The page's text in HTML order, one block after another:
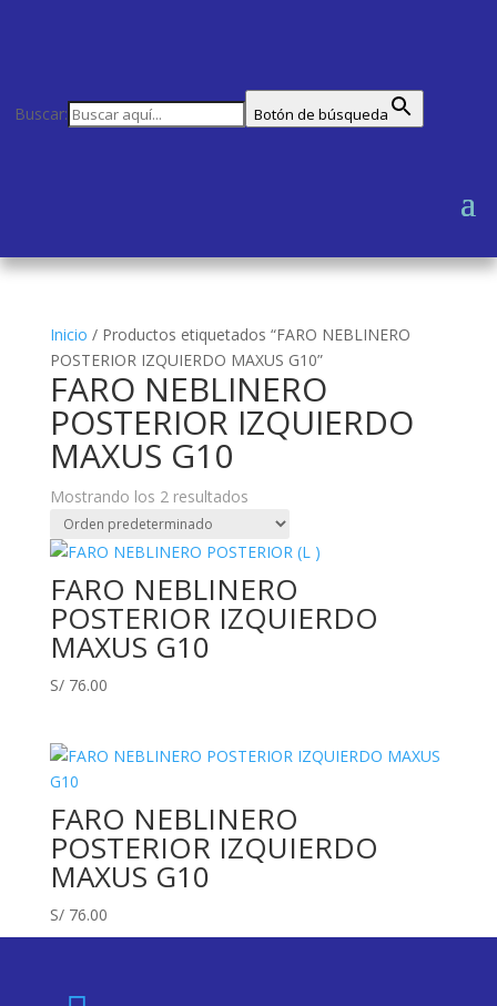
Buscar: Botón de búsqueda
Inicio / Productos etiquetados “FARO NEBLINERO
POSTERIOR IZQUIERDO MAXUS G10”
FARO NEBLINERO
POSTERIOR IZQUIERDO
MAXUS G10
Mostrando los 2 resultados
FARO NEBLINERO
POSTERIOR IZQUIERDO
MAXUS G10
S/76.00
FARO NEBLINERO
POSTERIOR IZQUIERDO
MAXUS G10
S/76.00